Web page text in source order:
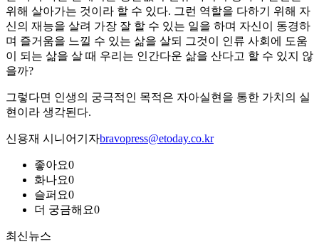
위해 살아가는 것이라 할 수 있다. 그런 역할을 다하기 위해 자
신의 재능을 살려 가장 잘 할 수 있는 일을 하며 자신이 동경하
며 즐거움을 느낄 수 있는 삶을 살되 그것이 인류 사회에 도움
이 되는 삶을 살 때 우리는 인간다운 삶을 산다고 할 수 있지 않
을까?
그렇다면 인생의 궁극적인 목적은 자아실현을 통한 가치의 실
현이라 생각된다.
신용재 시니어기자bravopress@etoday.co.kr
좋아요0
화나요0
슬퍼요0
더 궁금해요0
최신뉴스